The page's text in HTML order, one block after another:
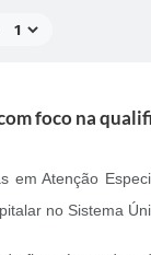
foco na
em Atenção
no Sistema